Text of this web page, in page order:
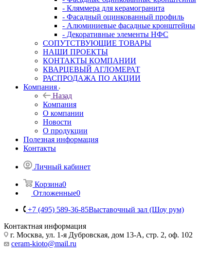
- Кляммера для керамогранита
- Фасадный оцинкованный профиль
- Алюминиевые фасадные кронштейны
- Декоративные элементы НФС
СОПУТСТВУЮЩИЕ ТОВАРЫ
НАШИ ПРОЕКТЫ
КОНТАКТЫ КОМПАНИИ
КВАРЦЕВЫЙ АГЛОМЕРАТ
РАСПРОДАЖА ПО АКЦИИ
Компания
Назад
Компания
О компании
Новости
О продукции
Полезная информация
Контакты
Личный кабинет
Корзина0
Отложенные0
+7 (495) 589-36-85Выставочный зал (Шоу рум)
Контактная информация
г. Москва, ул. 1-я Дубровская, дом 13-А, стр. 2, оф. 102
ceram-kioto@mail.ru